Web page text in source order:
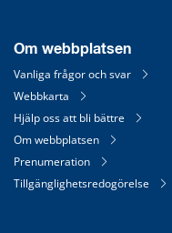
Om webbplatsen
Vanliga frågor och svar
Webbkarta
Hjälp oss att bli bättre
Om webbplatsen
Prenumeration
Tillgänglighetsredogörelse